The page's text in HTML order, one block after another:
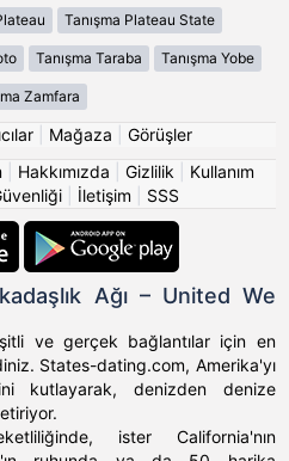
Tanışma Plateau State
Tanışma Taraba Tanışma Yobe
Zamfara
Mağaza
Görüşler
Hakkımızda Gizlilik
Kullanım
| İletişim SSS
Ağı – United We
ve gerçek bağlantılar için en
States-dating.com, Amerika'yı
kutlayarak, denizden denize
ister California'nın